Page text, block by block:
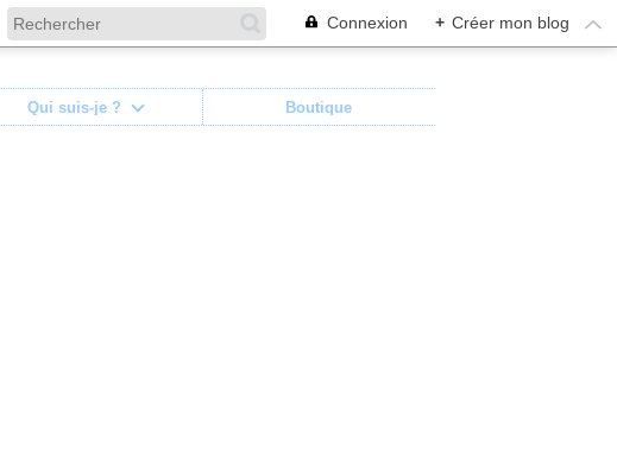
Connexion + Créer mon blog
Qui suis-je ? Boutique